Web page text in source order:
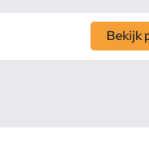
Bekijk